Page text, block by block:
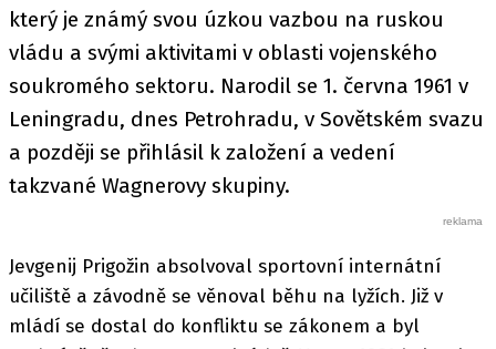
který je známý svou úzkou vazbou na ruskou
vládu a svými aktivitami v oblasti vojenského
soukromého sektoru. Narodil se 1. června 1961 v
Leningradu, dnes Petrohradu, v Sovětském svazu
a později se přihlásil k založení a vedení
takzvané Wagnerovy skupiny.
Jevgenij Prigožin absolvoval sportovní internátní
učiliště a závodně se věnoval běhu na lyžích. Již v
mládí se dostal do konfliktu se zákonem a byl